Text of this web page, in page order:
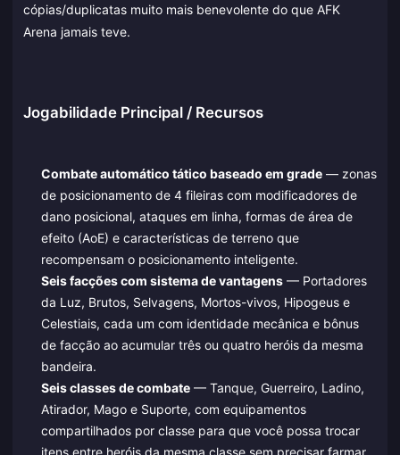
cópias/duplicatas muito mais benevolente do que AFK
Arena jamais teve.
Jogabilidade Principal / Recursos
Combate automático tático baseado em grade— zonas
de posicionamento de 4 fileiras com modificadores de
dano posicional, ataques em linha, formas de área de
efeito (AoE) e características de terreno que
recompensam o posicionamento inteligente.
Seis facções com sistema de vantagens— Portadores
da Luz, Brutos, Selvagens, Mortos-vivos, Hipogeus e
Celestiais, cada um com identidade mecânica e bônus
de facção ao acumular três ou quatro heróis da mesma
bandeira.
Seis classes de combate— Tanque, Guerreiro, Ladino,
Atirador, Mago e Suporte, com equipamentos
compartilhados por classe para que você possa trocar